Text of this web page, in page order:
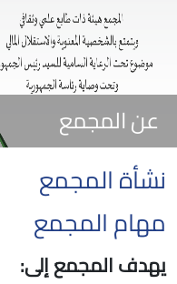
عن المجمع
نشأة المجمع
مهام المجمع
يهدف المجمع إلى: